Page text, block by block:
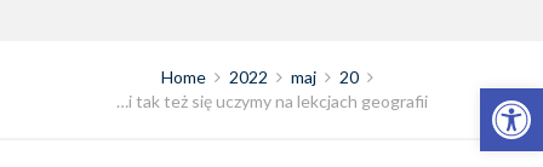
Otwórz pasek narzędzi
Home 2022 maj
20
…i tak też się uczymy na lekcjach geografii